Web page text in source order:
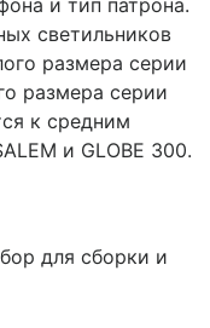
светильников
размера серии
размера серии
к средним
и GLOBE 300.
для сборки и